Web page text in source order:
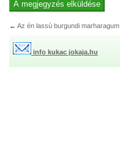
← Az én lassú burgundi marharagum
info kukac jokaja.hu